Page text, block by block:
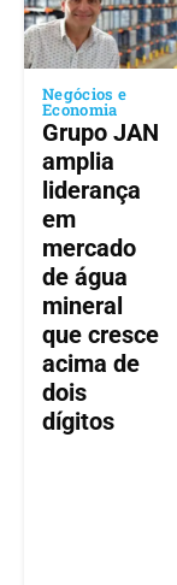
Negócios e
Economia
Grupo JAN
amplia
liderança
em
mercado
de água
mineral
que cresce
acima de
dois
dígitos